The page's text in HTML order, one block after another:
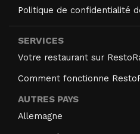
Politique de confidentialité
SERVICES
Votre restaurant sur
Comment fonctionne
AUTRES PAYS
Allemagne